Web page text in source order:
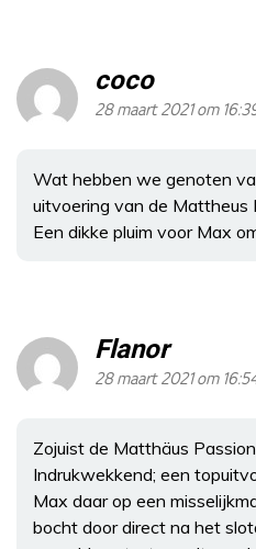
coco
28 maart 2021 om
Wat hebben we genoten
uitvoering van de Mattheus
Een dikke pluim voor Max
Flanor
28 maart 2021 om
Zojuist de Matthäus
Indrukwekkend; een
Max daar op een
bocht door direct na het